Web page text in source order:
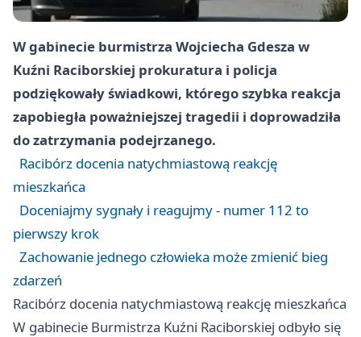
W gabinecie burmistrza Wojciecha Gdesza w
Kuźni Raciborskiej prokuratura i policja
podziękowały świadkowi, którego szybka reakcja
zapobiegła poważniejszej tragedii i doprowadziła
do zatrzymania podejrzanego.
Racibórz docenia natychmiastową reakcję
mieszkańca
Doceniajmy sygnały i reagujmy - numer 112 to
pierwszy krok
Zachowanie jednego człowieka może zmienić bieg
zdarzeń
Racibórz docenia natychmiastową reakcję mieszkańca
W gabinecie Burmistrza Kuźni Raciborskiej odbyło się